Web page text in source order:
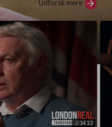
Udforsk mere
2:34:12